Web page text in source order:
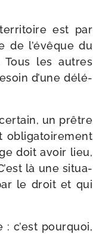
est par
de l’évêque du
les autres
d’une délé­
un prêtre
obli­ga­toi­re­ment
doit avoir lieu,
là une situa­
le droit et qui
c’est pour­quoi,